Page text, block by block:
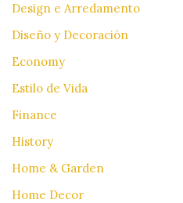
Design e Arredamento
Diseño y Decoración
Economy
Estilo de Vida
Finance
History
Home & Garden
Home Decor